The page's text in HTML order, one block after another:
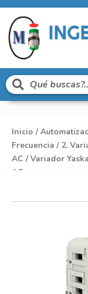
Inicio /
Frecuencia / 2.
AC / Variador
AC